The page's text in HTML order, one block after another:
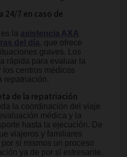
24/7 en caso de
la asistencia AXA
del día, que ofrece
graves. Los
rápida para evaluar la
centros médicos
repatriación.
de la repatriación
la coordinación del viaje
médica y la
hasta la ejecución. De
viajeros y familiares
sí mismos un proceso
ya de por sí estresante.